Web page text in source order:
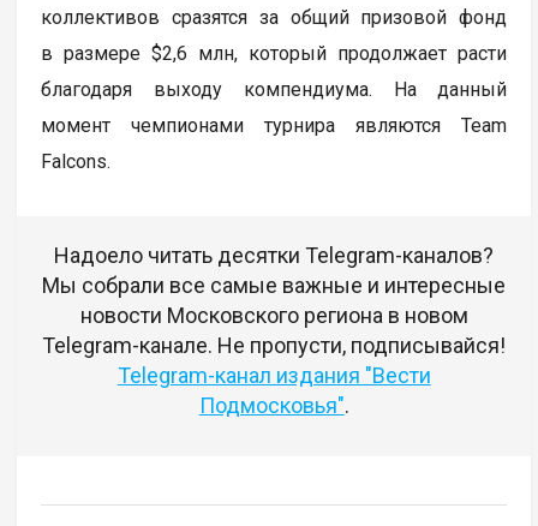
коллективов сразятся за общий призовой фонд
в размере $2,6 млн, который продолжает расти
благодаря выходу компендиума. На данный
момент чемпионами турнира являются Team
Falcons.
Надоело читать десятки Telegram-каналов?
Мы собрали все самые важные и интересные
новости Московского региона в новом
Telegram-канале. Не пропусти, подписывайся!
Telegram-канал издания "Вести
Подмосковья".